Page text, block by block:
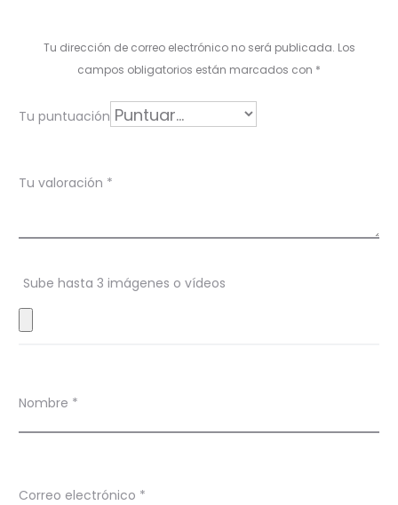
r
i
o
e
s
Tu dirección de correo electrónico no será publicada. Los
campos obligatorios están marcados con *
Tu puntuación
Tu valoración *
Sube hasta 3 imágenes o vídeos
Nombre *
Correo electrónico *